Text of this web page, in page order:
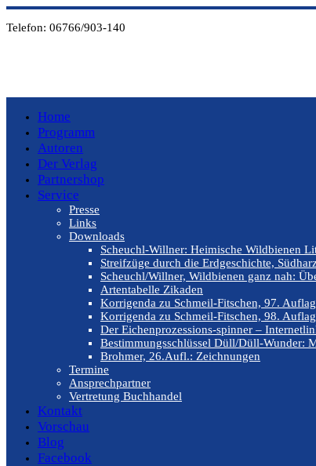
Telefon: 06766/903-140
Home
Programm
Autoren
Der Verlag
Partnershop
Service
Presse
Links
Downloads
Scheuchl-Willner: Heimische Wildbienen
Streifzüge durch die Erdgeschichte,
Scheuchl/Willner, Wildbienen ganz nah:
Artentabelle Zikaden
Korrigenda zu Schmeil-Fitschen, 97.
Korrigenda zu Schmeil-Fitschen, 98.
Der Eichenprozessions-spinner –
Bestimmungsschlüssel Düll/Düll-Wunder:
Brohmer, 26.Aufl.: Zeichnungen
Termine
Ansprechpartner
Vertretung Buchhandel
Kontakt
Vorschau
Blog
Facebook